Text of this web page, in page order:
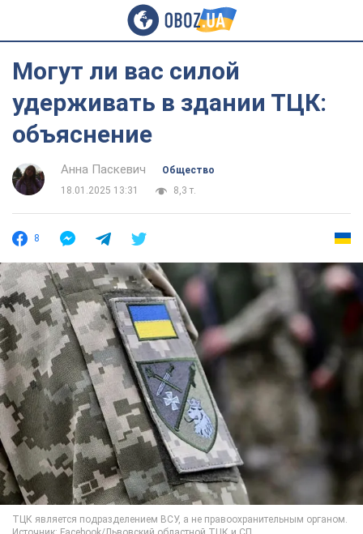
Могут ли вас силой
удерживать в здании ТЦК:
объяснение
Анна Паскевич
Общество
18.01.2025 13:31
8,3 т.
8